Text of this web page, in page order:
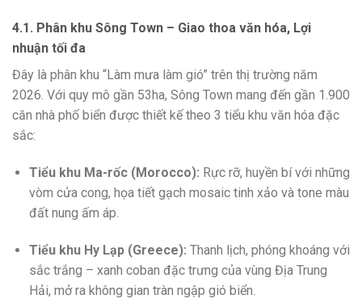
4.1. Phân khu Sông Town – Giao thoa văn hóa, Lợi
nhuận tối đa
Đây là phân khu “Làm mưa làm gió” trên thị trường năm
2026. Với quy mô gần 53ha, Sông Town mang đến gần 1.900
căn nhà phố biển được thiết kế theo 3 tiểu khu văn hóa đặc
sắc:
Tiểu khu Ma-rốc (Morocco): Rực rỡ, huyền bí với những
vòm cửa cong, họa tiết gạch mosaic tinh xảo và tone màu
đất nung ấm áp.
Tiểu khu Hy Lạp (Greece): Thanh lịch, phóng khoáng với
sắc trắng – xanh coban đặc trưng của vùng Địa Trung
Hải, mở ra không gian tràn ngập gió biển.